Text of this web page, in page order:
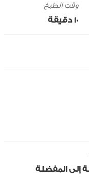
وقت الطبخ
10 ‎دقيقة